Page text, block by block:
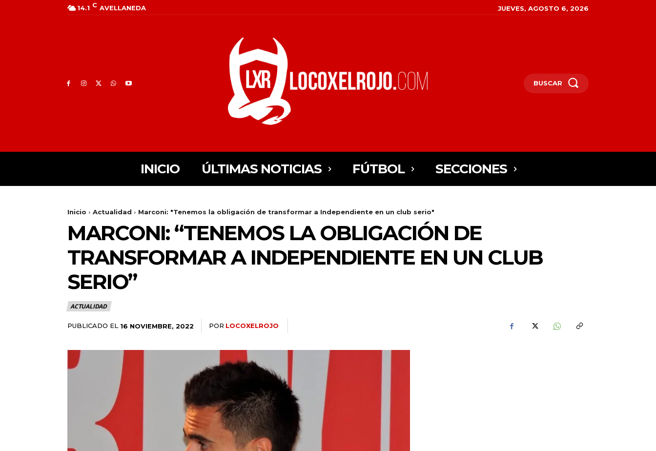
14.1 C AVELLANEDA JUEVES, AGOSTO 6, 2026
BUSCAR
INICIO ÚLTIMAS NOTICIAS FÚTBOL SECCIONES
Inicio Actualidad Marconi: "Tenemos la obligación de transformar a Independiente en un club serio"
MARCONI: “TENEMOS LA OBLIGACIÓN DE
TRANSFORMAR A INDEPENDIENTE EN UN CLUB
SERIO”
ACTUALIDAD
PUBLICADO EL 16 NOVIEMBRE, 2022 POR LOCOXELROJO